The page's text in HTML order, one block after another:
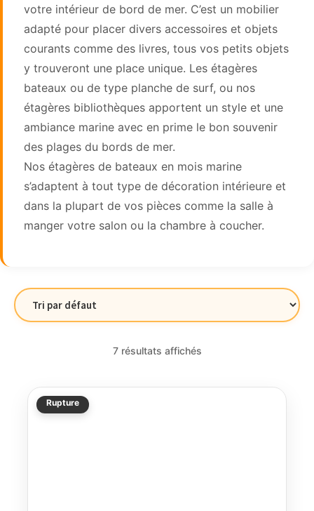
votre intérieur de bord de mer. C’est un mobilier
adapté pour placer divers accessoires et objets
courants comme des livres, tous vos petits objets
y trouveront une place unique. Les étagères
bateaux ou de type planche de surf, ou nos
étagères bibliothèques apportent un style et une
ambiance marine avec en prime le bon souvenir
des plages du bords de mer.
Nos étagères de bateaux en mois marine
s’adaptent à tout type de décoration intérieure et
dans la plupart de vos pièces comme la salle à
manger votre salon ou la chambre à coucher.
7 résultats affichés
Rupture